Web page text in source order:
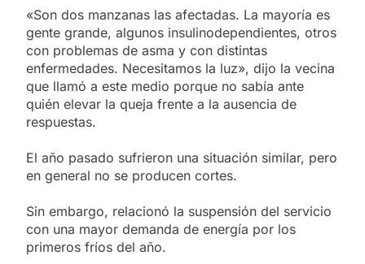
«Son dos manzanas las afectadas. La mayoría es
gente grande, algunos insulinodependientes, otros
con problemas de asma y con distintas
enfermedades. Necesitamos la luz», dijo la vecina
que llamó a este medio porque no sabía ante
quién elevar la queja frente a la ausencia de
respuestas.
El año pasado sufrieron una situación similar, pero
en general no se producen cortes.
Sin embargo, relacionó la suspensión del servicio
con una mayor demanda de energía por los
primeros fríos del año.